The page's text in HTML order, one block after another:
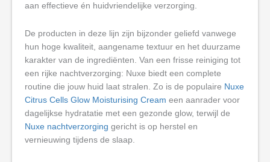
aan effectieve én huidvriendelijke verzorging.
De producten in deze lijn zijn bijzonder geliefd vanwege
hun hoge kwaliteit, aangename textuur en het duurzame
karakter van de ingrediënten. Van een frisse reiniging tot
een rijke nachtverzorging: Nuxe biedt een complete
routine die jouw huid laat stralen. Zo is de populaire Nuxe
Citrus Cells Glow Moisturising Cream een aanrader voor
dagelijkse hydratatie met een gezonde glow, terwijl de
Nuxe nachtverzorging gericht is op herstel en
vernieuwing tijdens de slaap.